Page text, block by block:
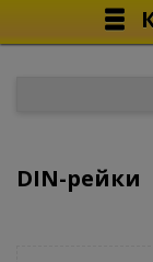
DIN-рейки